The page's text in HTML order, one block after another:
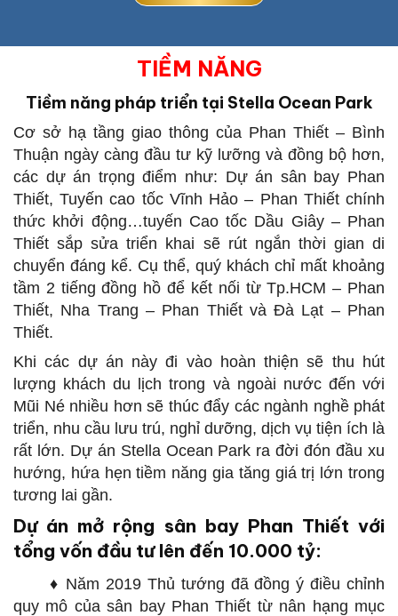
TIỀM NĂNG
Tiềm năng pháp triển tại Stella Ocean Park
Cơ sở hạ tầng giao thông của Phan Thiết – Bình
Thuận ngày càng đầu tư kỹ lưỡng và đồng bộ hơn,
các dự án trọng điểm như: Dự án sân bay Phan
Thiết, Tuyến cao tốc Vĩnh Hảo – Phan Thiết chính
thức khởi động…tuyến Cao tốc Dầu Giây – Phan
Thiết sắp sửa triển khai sẽ rút ngắn thời gian di
chuyển đáng kể. Cụ thể, quý khách chỉ mất khoảng
tầm 2 tiếng đồng hồ để kết nối từ Tp.HCM – Phan
Thiết, Nha Trang – Phan Thiết và Đà Lạt – Phan
Thiết.
Khi các dự án này đi vào hoàn thiện sẽ thu hút
lượng khách du lịch trong và ngoài nước đến với
Mũi Né nhiều hơn sẽ thúc đẩy các ngành nghề phát
triển, nhu cầu lưu trú, nghỉ dưỡng, dịch vụ tiện ích là
rất lớn. Dự án Stella Ocean Park ra đời đón đầu xu
hướng, hứa hẹn tiềm năng gia tăng giá trị lớn trong
tương lai gần.
Dự án mở rộng sân bay Phan Thiết với
tổng vốn đầu tư lên đến 10.000 tỷ:
♦ Năm 2019 Thủ tướng đã đồng ý điều chỉnh
quy mô của sân bay Phan Thiết từ nân hạng mục